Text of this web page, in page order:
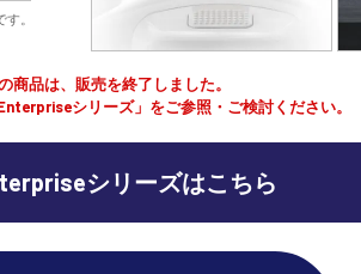
。
商品は、販売を終了しました。
シリーズ」をご参照・ご検討ください。
シリーズはこちら